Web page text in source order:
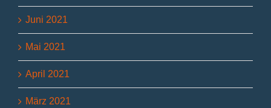
Juni 2021
Mai 2021
April 2021
März 2021